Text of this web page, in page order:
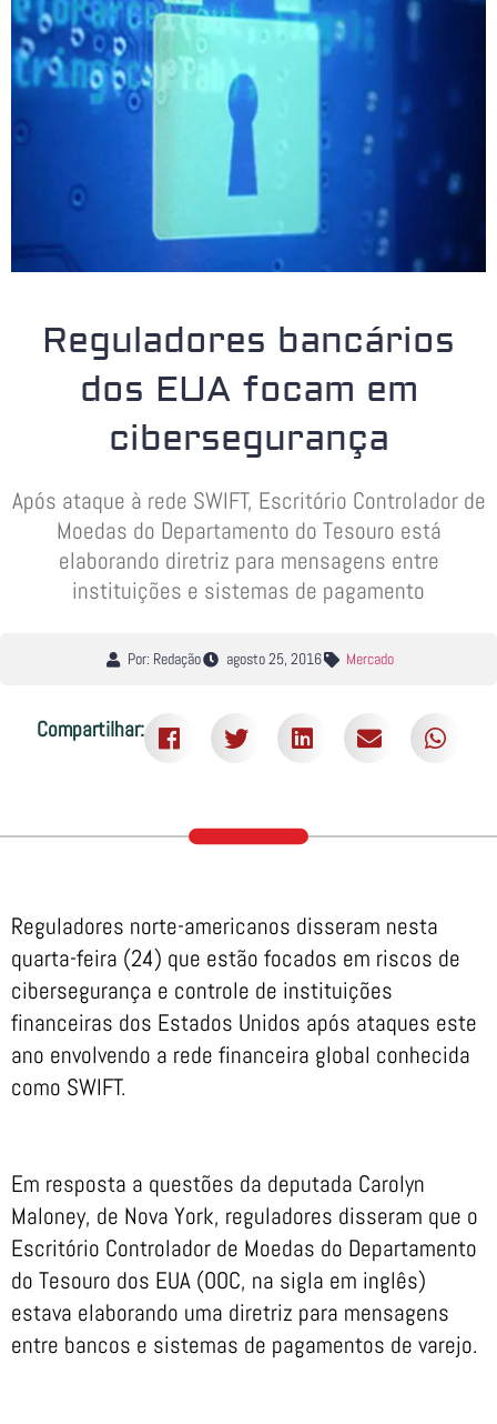
Reguladores bancários
dos EUA focam em
cibersegurança
Após ataque à rede SWIFT, Escritório Controlador de
Moedas do Departamento do Tesouro está
elaborando diretriz para mensagens entre
instituições e sistemas de pagamento
Por: Redação agosto 25, 2016 Mercado
Compartilhar:
Reguladores norte-americanos disseram nesta
quarta-feira (24) que estão focados em riscos de
cibersegurança e controle de instituições
financeiras dos Estados Unidos após ataques este
ano envolvendo a rede financeira global conhecida
como SWIFT.
Em resposta a questões da deputada Carolyn
Maloney, de Nova York, reguladores disseram que o
Escritório Controlador de Moedas do Departamento
do Tesouro dos EUA (OOC, na sigla em inglês)
estava elaborando uma diretriz para mensagens
entre bancos e sistemas de pagamentos de varejo.